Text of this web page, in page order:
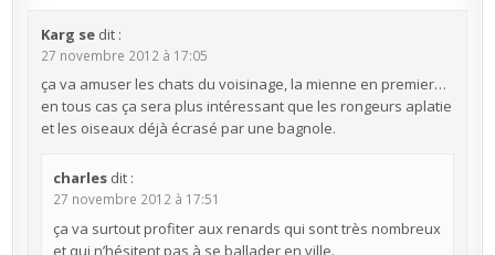
Karg se dit :
27 novembre 2012 à 17:05
ça va amuser les chats du voisinage, la mienne en premier…
en tous cas ça sera plus intéressant que les rongeurs aplatie
et les oiseaux déjà écrasé par une bagnole.
charles dit :
27 novembre 2012 à 17:51
ça va surtout profiter aux renards qui sont très nombreux
et qui n’hésitent pas à se ballader en ville.